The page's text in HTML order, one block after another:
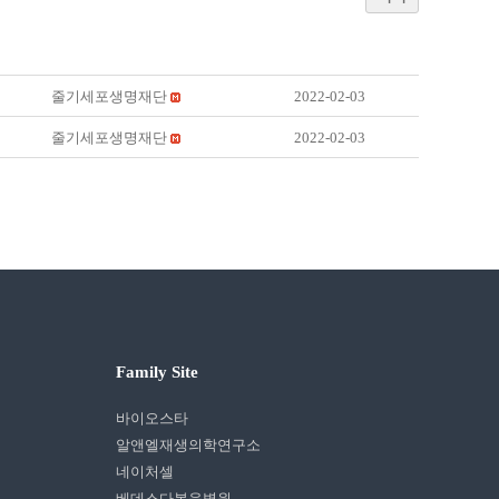
줄기세포생명재단 2022-02-03
줄기세포생명재단 2022-02-03
Family Site
바이오스타
알앤엘재생의학연구소
네이처셀